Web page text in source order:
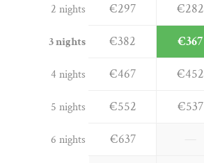
2 nights €297 €282
3 nights €382 €367
4 nights €467 €452
5 nights €552 €537
6 nights €637